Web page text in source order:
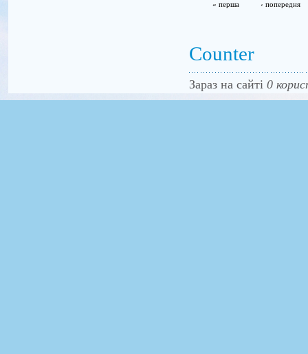
« перша ‹ попередня
Counter
Зараз на сайті 0